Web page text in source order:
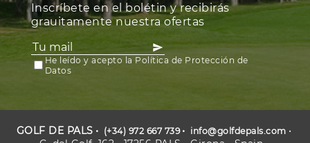
Inscríbete en el bolétin y recibirás
grauitamente nuestra ofertas
He leído y acepto la Política de Protección de
Datos
GOLF DE PALS (+34) 972 667 739 info@golfdepals.com